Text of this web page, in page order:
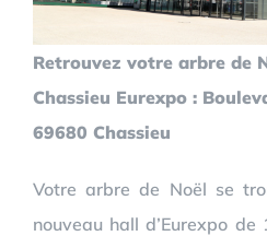
Retrouvez votre arbre de
Chassieu Eurexpo :
69680 Chassieu
Votre arbre de Noël se
nouveau hall d’Eurexpo